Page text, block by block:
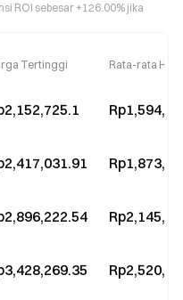
ROI sebesar +126.00% jika
Tertinggi Rata-rata